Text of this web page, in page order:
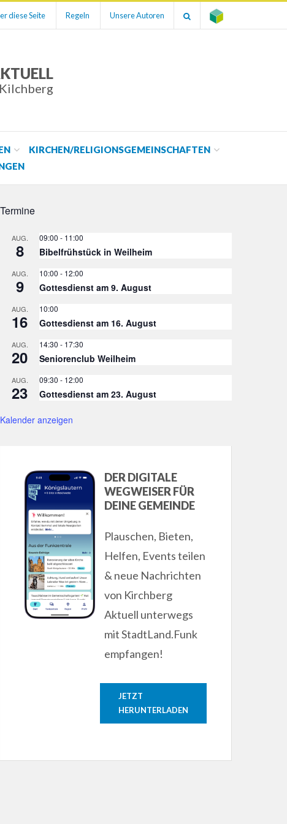
diese Seite Regeln Unsere Autoren
KIRCHEN/RELIGIONSGEMEINSCHAFTEN
Termine
AUG.
8
09:00 - 11:00
Bibelfrühstück in Weilheim
AUG.
9
10:00 - 12:00
Gottesdienst am 9. August
AUG.
16
10:00
Gottesdienst am 16. August
AUG.
20
14:30 - 17:30
Seniorenclub Weilheim
AUG.
23
09:30 - 12:00
Gottesdienst am 23. August
Kalender anzeigen
DER DIGITALE
WEGWEISER FÜR
DEINE GEMEINDE
Plauschen, Bieten,
Helfen, Events teilen
& neue Nachrichten
von Kirchberg
Aktuell unterwegs
mit StadtLand.Funk
empfangen!
JETZT
HERUNTERLADEN